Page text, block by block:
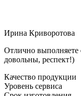
Ирина Криворотова
Отлично выполняете
довольны, респект!)
Качество продукции
Уровень сервиса